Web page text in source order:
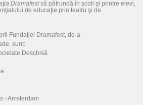
Dramafestsă pătrundă în şcoli şi printre elevi,
de educaţie prin teatru şi de
Fundaţiei Dramafest, de-a
sunt:
Deschisă
- Amsterdam